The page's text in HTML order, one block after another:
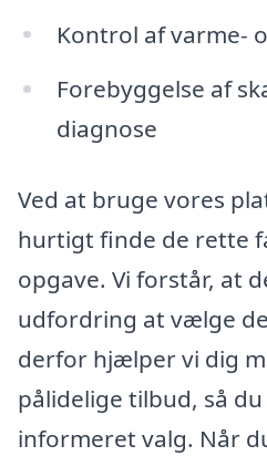
Kontrol af varme-
Forebyggelse af
diagnose
Ved at bruge vores
hurtigt finde de rette
opgave. Vi forstår, at
udfordring at vælge
derfor hjælper vi dig
pålidelige tilbud, så
informeret valg. Når